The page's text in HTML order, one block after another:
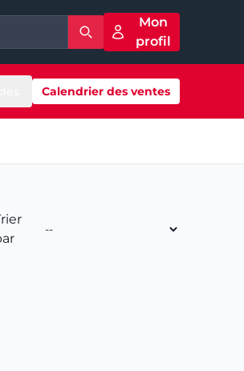
Mon
profil
Calendrier des ventes